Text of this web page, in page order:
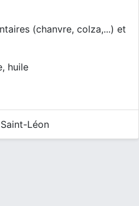
(chanvre, colza,...) et
huile
Léon